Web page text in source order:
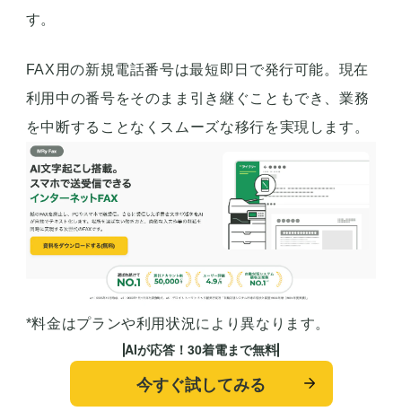
す。
FAX用の新規電話番号は最短即日で発行可能。現在
利用中の番号をそのまま引き継ぐこともでき、業務
を中断することなくスムーズな移行を実現します。
*料金はプランや利用状況により異なります。
AIが応答！30着電まで無料
今すぐ試してみる